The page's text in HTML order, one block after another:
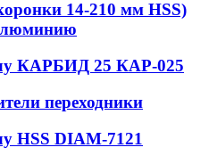
14-210 мм HSS)
КАРБИД 25 КАР-025
переходники
HSS DIAM-7121